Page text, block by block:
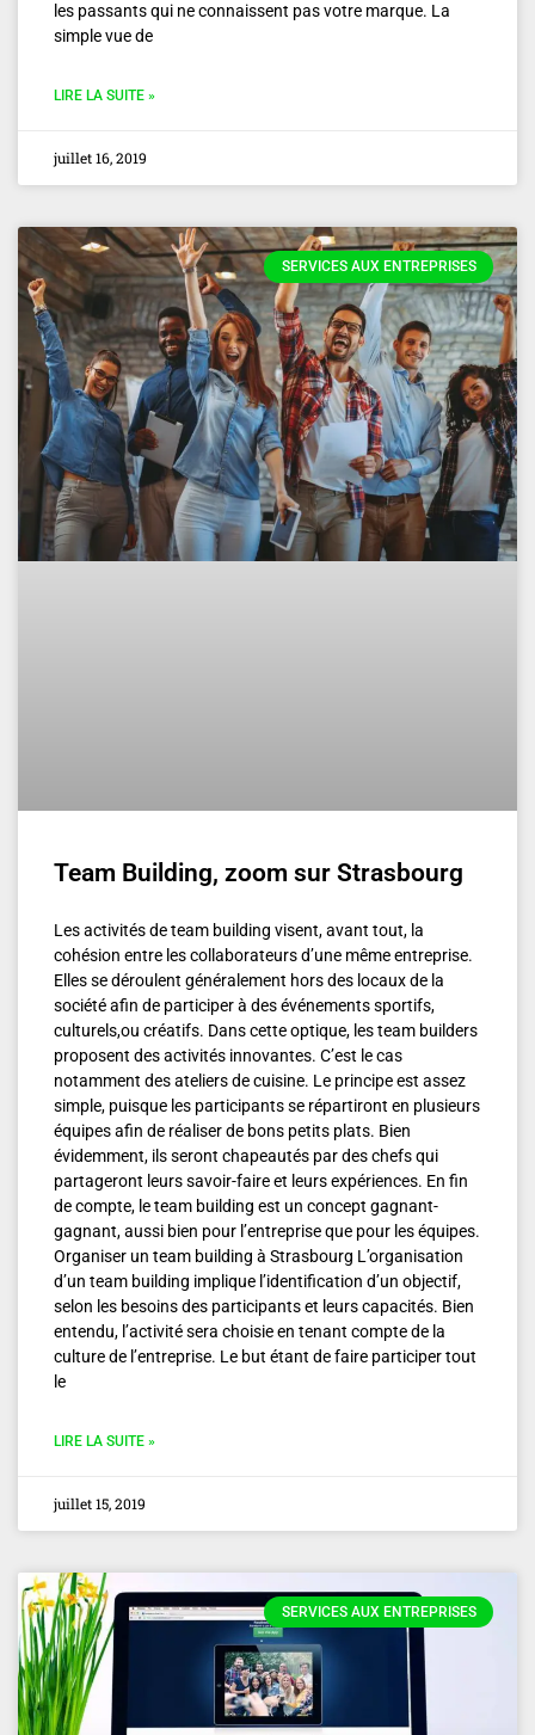
les passants qui ne connaissent pas votre marque. La
simple vue de
LIRE LA SUITE »
juillet 16, 2019
SERVICES AUX ENTREPRISES
Team Building, zoom sur Strasbourg
Les activités de team building visent, avant tout, la
cohésion entre les collaborateurs d’une même entreprise.
Elles se déroulent généralement hors des locaux de la
société afin de participer à des événements sportifs,
culturels,ou créatifs. Dans cette optique, les team builders
proposent des activités innovantes. C’est le cas
notamment des ateliers de cuisine. Le principe est assez
simple, puisque les participants se répartiront en plusieurs
équipes afin de réaliser de bons petits plats. Bien
évidemment, ils seront chapeautés par des chefs qui
partageront leurs savoir-faire et leurs expériences. En fin
de compte, le team building est un concept gagnant-
gagnant, aussi bien pour l’entreprise que pour les équipes.
Organiser un team building à Strasbourg L’organisation
d’un team building implique l’identification d’un objectif,
selon les besoins des participants et leurs capacités. Bien
entendu, l’activité sera choisie en tenant compte de la
culture de l’entreprise. Le but étant de faire participer tout
le
LIRE LA SUITE »
juillet 15, 2019
SERVICES AUX ENTREPRISES